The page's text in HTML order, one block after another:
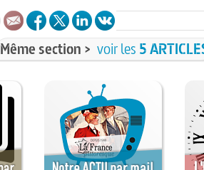
Même section > voir les 5